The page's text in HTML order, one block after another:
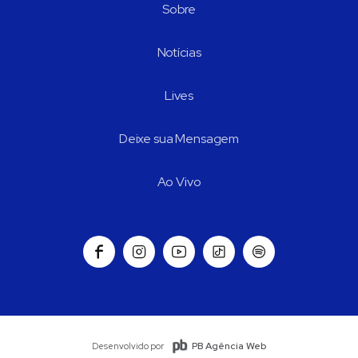
Sobre
Notícias
Lives
Deixe sua Mensagem
Ao Vivo
Desenvolvido por PB Agência Web